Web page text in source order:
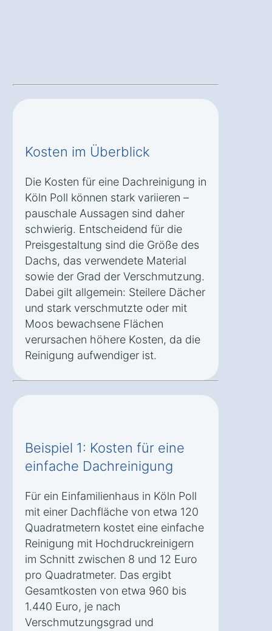
Kosten im Überblick
Die Kosten für eine Dachreinigung in
Köln Poll können stark variieren –
pauschale Aussagen sind daher
schwierig. Entscheidend für die
Preisgestaltung sind die Größe des
Dachs, das verwendete Material
sowie der Grad der Verschmutzung.
Dabei gilt allgemein: Steilere Dächer
und stark verschmutzte oder mit
Moos bewachsene Flächen
verursachen höhere Kosten, da die
Reinigung aufwendiger ist.
Beispiel 1: Kosten für eine
einfache Dachreinigung
Für ein Einfamilienhaus in Köln Poll
mit einer Dachfläche von etwa 120
Quadratmetern kostet eine einfache
Reinigung mit Hochdruckreinigern
im Schnitt zwischen 8 und 12 Euro
pro Quadratmeter. Das ergibt
Gesamtkosten von etwa 960 bis
1.440 Euro, je nach
Verschmutzungsgrad und